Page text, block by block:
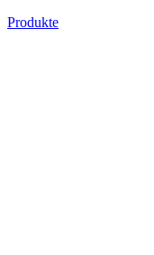
Produkte